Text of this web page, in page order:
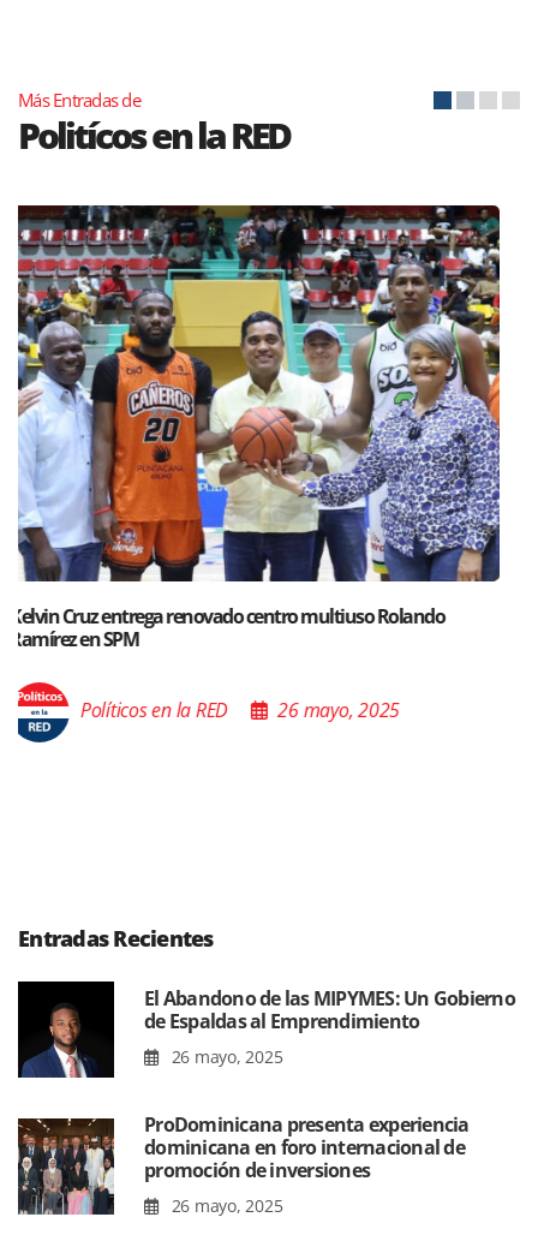
Más Entradas de
Politícos en la RED
Santiago acoge exposición del Ministro de Cultura sobre “El
Poder de las Buenas Palabras”
Políticos en la RED 26 mayo, 2025
Entradas Recientes
El Abandono de las MIPYMES: Un Gobierno
de Espaldas al Emprendimiento
26 mayo, 2025
ProDominicana presenta experiencia
dominicana en foro internacional de
promoción de inversiones
26 mayo, 2025